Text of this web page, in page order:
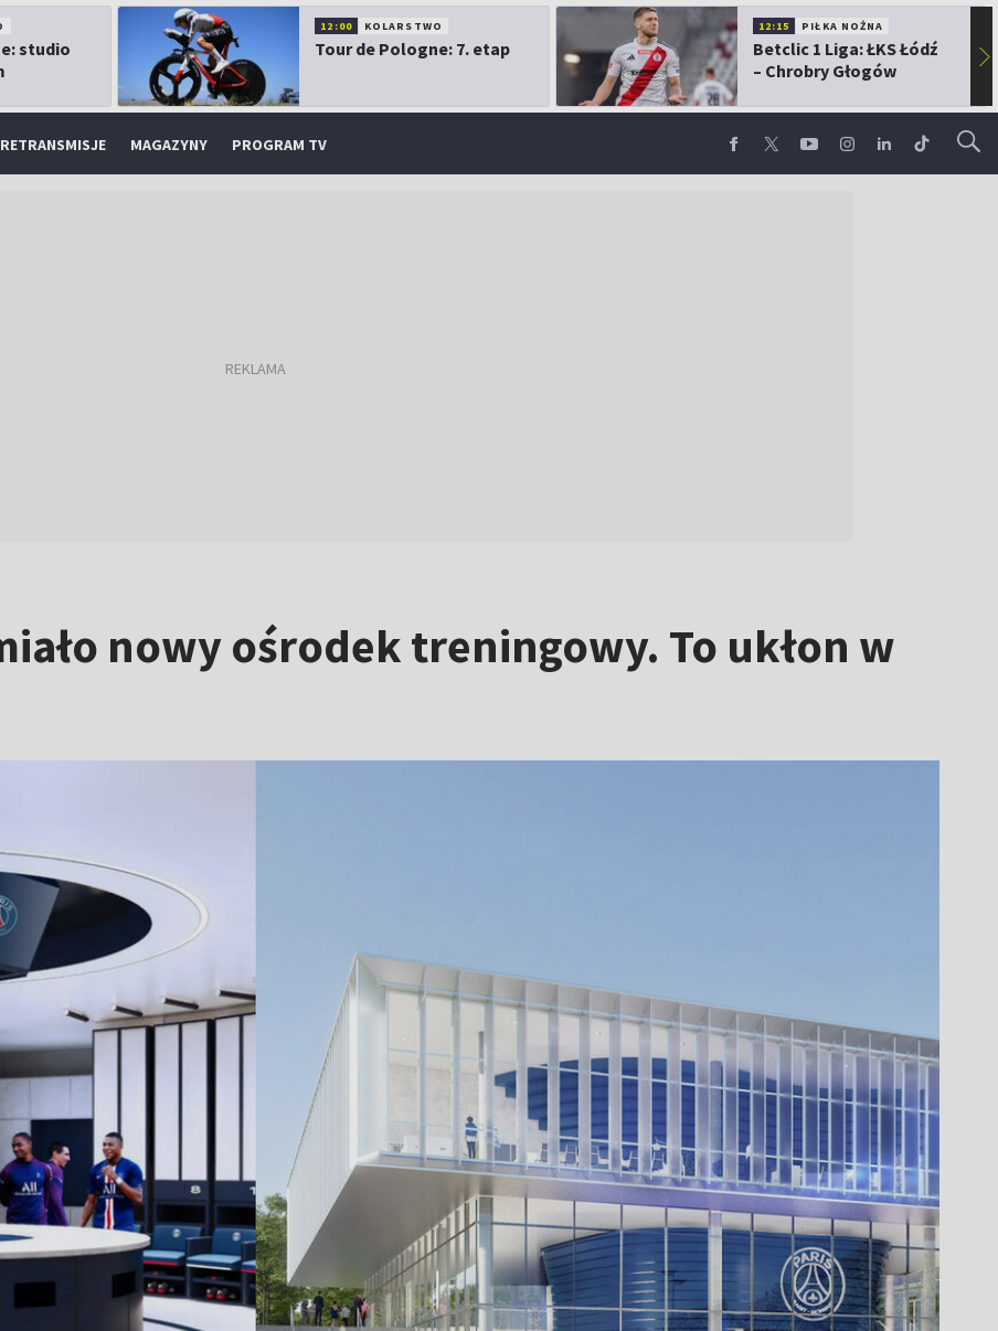
studio
12:00 KOLARSTWO
Tour de Pologne: 7. etap
12:15 PIŁKA NOŻNA
Betclic 1 Liga: ŁKS Łódź
– Chrobry Głogów
▶
RETRANSMISJE MAGAZYNY PROGRAM TV
nowy ośrodek treningowy. To ukłon w